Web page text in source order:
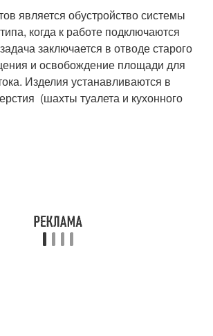
является обустройство системы
когда к работе подключаются
заключается в отводе старого
и освобождение площади для
Изделия устанавливаются в
(шахты туалета и кухонного